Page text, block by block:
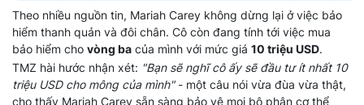
Theo nhiều nguồn tin, Mariah Carey không dừng lại ở việc bảo
hiểm thanh quản và đôi chân. Cô còn đang tính tới việc mua
bảo hiểm cho vòng ba của mình với mức giá 10 triệu USD.
TMZ hài hước nhận xét: "Bạn sẽ nghĩ cô ấy sẽ đầu tư ít nhất 10
triệu USD cho mông của mình"- một câu nói vừa đùa vừa thật,
cho thấy Mariah Carey sẵn sàng bảo vệ mọi bộ phận cơ thể